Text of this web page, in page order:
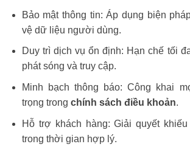
Bảo mật thông tin: Áp dụng biện
vệ dữ liệu người dùng.
Duy trì dịch vụ ổn định: Hạn chế tối
phát sóng và truy cập.
Minh bạch thông báo: Công khai
trọng trong chính sách điều khoản.
Hỗ trợ khách hàng: Giải quyết
trong thời gian hợp lý.